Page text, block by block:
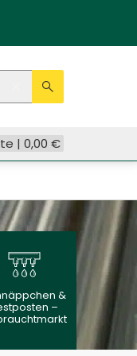
Eingabe
Suche
|0,00€
&
–